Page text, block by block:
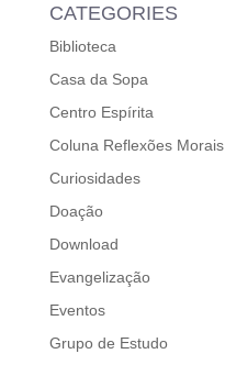
CATEGORIES
Biblioteca
Casa da Sopa
Centro Espírita
Coluna Reflexões Morais
Curiosidades
Doação
Download
Evangelização
Eventos
Grupo de Estudo